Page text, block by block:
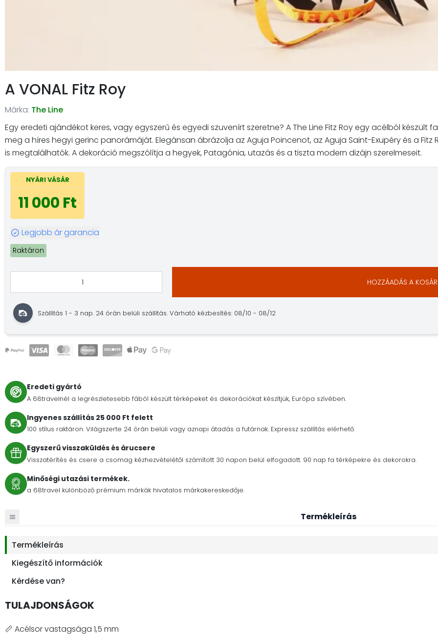
A VONAL Fitz Roy
Márka: The Line
Egy eredeti ajándékot keres, vagy egyszerű és egyedi szuvenírt szeretne? A The Line Fitz Roy egy acélból
meg a híres hegyi gerinc panorámáját. Elegánsan ábrázolja az Aguja Poincenot, az Aguja Saint-Exupéry és a
is megtalálhatók. A dekoráció megszólítja a hegyek, Patagónia, utazás és a tiszta modern dizájn szerelmeseit.
NYÁRI VÁSÁR
11 000 Ft
Legjobb ár garancia
Raktáron
HOZZÁADÁS A
Szállítás 1 - 3 nap. 24 órán belüli szállítás. Várható kézbesítés: 08/10 - 08/12
Eredeti gyártó
A 68travelnél a legrészletesebb fából készült térképeket és dekorációkat készítjük, Európa szívében.
Ingyenes szállítás 25 000 Ft felett
100 stílus raktáron. Világszerte 24 órán belüli vagy aznapi átadás a futárnak. Expressz szállítás elérhető.
Egyszerű visszaküldés és árucsere
Visszatérítés és csere a csomag kézhezvételétől számított 30 napon belül elfogadott. 90 nap fa térképekre és dekorokra.
Minőségi utazási termékek.
a 68travel különböző prémium márkák hivatalos márkakereskedője.
Termékleírás
Termékleírás
Kiegészítő információk
Kérdése van?
TULAJDONSÁGOK
📏 Acélsor vastagsága 1,5 mm